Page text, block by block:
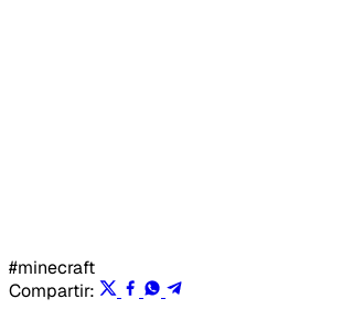
#minecraft
Compartir: